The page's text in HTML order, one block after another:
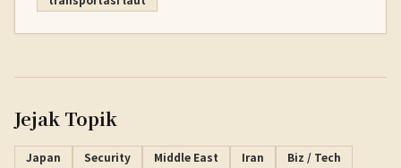
Jejak Topik
Japan Security Middle East Iran Biz / Tech